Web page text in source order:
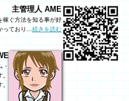
主管理人 AME
稼ぐ方法を知る事が好
っており…続きを読む
・
。